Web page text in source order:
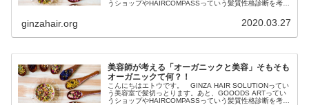
うショップやHAIRCOMPASSっていう髪質性格診断を考案
ginzahair.org 2020.03.27
美容師が考える「オーガニックと美容」そもそも
オーガニックて何？！
こんにちはエトウです。 GINZA HAIR SOLUTIONってい
う美容室で髪切っとります。あと、GOOODS ARTってい
うショップやHAIRCOMPASSっていう髪質性格診断を考案